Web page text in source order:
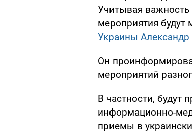
Учитывая важность
мероприятия будут
Украины Александр
Он
мероприятий
В частности, будут
информационно-
приемы в